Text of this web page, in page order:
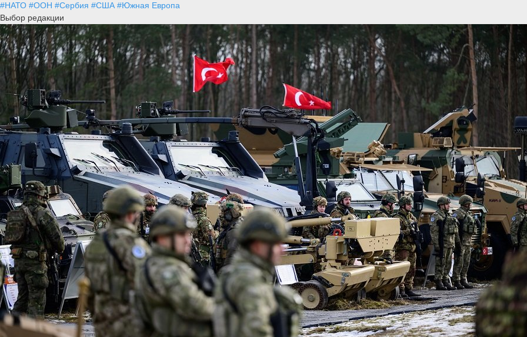
#НАТО #ООН #Сербия #США #Южная Европа
Выбор редакции